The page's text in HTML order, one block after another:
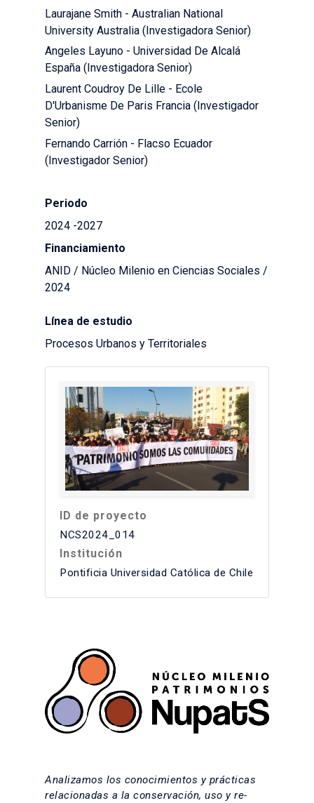
Laurajane Smith - Australian National
University Australia (Investigadora Senior)
Angeles Layuno - Universidad De Alcalá
España (Investigadora Senior)
Laurent Coudroy De Lille - Ecole
D'Urbanisme De Paris Francia (Investigador
Senior)
Fernando Carrión - Flacso Ecuador
(Investigador Senior)
Periodo
2024 -2027
Financiamiento
ANID / Núcleo Milenio en Ciencias Sociales /
2024
Línea de estudio
Procesos Urbanos y Territoriales
ID de proyecto
NCS2024_014
Institución
Pontificia Universidad Católica de Chile
Analizamos los conocimientos y prácticas
relacionadas a la conservación, uso y re-